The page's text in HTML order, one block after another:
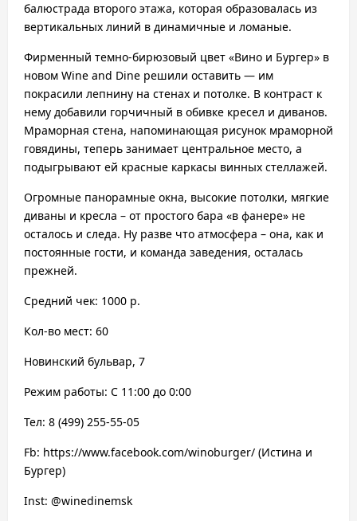
балюстрада второго этажа, которая образовалась из
вертикальных линий в динамичные и ломаные.
Фирменный темно-бирюзовый цвет «Вино и Бургер» в
новом Wine and Dine решили оставить — им
покрасили лепнину на стенах и потолке. В контраст к
нему добавили горчичный в обивке кресел и диванов.
Мраморная стена, напоминающая рисунок мраморной
говядины, теперь занимает центральное место, а
подыгрывают ей красные каркасы винных стеллажей.
Огромные панорамные окна, высокие потолки, мягкие
диваны и кресла – от простого бара «в фанере» не
осталось и следа. Ну разве что атмосфера – она, как и
постоянные гости, и команда заведения, осталась
прежней.
Средний чек: 1000 р.
Кол-во мест: 60
Новинский бульвар, 7
Режим работы: С 11:00 до 0:00
Тел: 8 (499) 255-55-05
Fb: https://www.facebook.com/winoburger/ (Истина и
Бургер)
Inst: @winedinemsk